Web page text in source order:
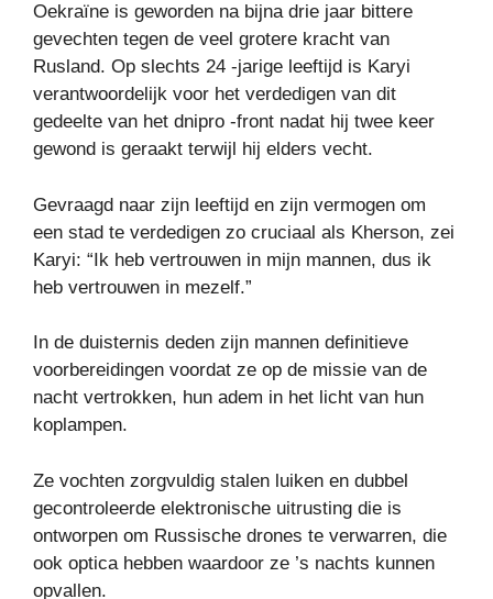
Oekraïne is geworden na bijna drie jaar bittere
gevechten tegen de veel grotere kracht van
Rusland. Op slechts 24 -jarige leeftijd is Karyi
verantwoordelijk voor het verdedigen van dit
gedeelte van het dnipro -front nadat hij twee keer
gewond is geraakt terwijl hij elders vecht.
Gevraagd naar zijn leeftijd en zijn vermogen om
een ​​stad te verdedigen zo cruciaal als Kherson, zei
Karyi: “Ik heb vertrouwen in mijn mannen, dus ik
heb vertrouwen in mezelf.”
In de duisternis deden zijn mannen definitieve
voorbereidingen voordat ze op de missie van de
nacht vertrokken, hun adem in het licht van hun
koplampen.
Ze vochten zorgvuldig stalen luiken en dubbel
gecontroleerde elektronische uitrusting die is
ontworpen om Russische drones te verwarren, die
ook optica hebben waardoor ze ’s nachts kunnen
opvallen.